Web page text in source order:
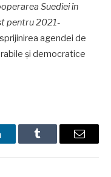
Suediei în
pentru 2021-
agendei de
și democratice
Tumblr Email